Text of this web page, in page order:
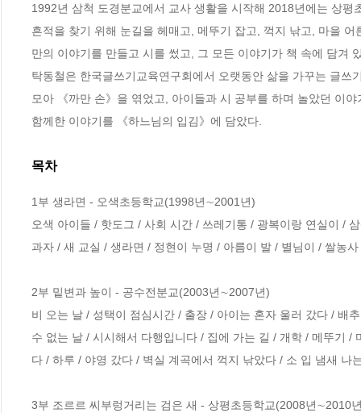
1992년 삼척 도경분교에서 교사 생활을 시작해 2018년에는 상
흔적을 찾기 위해 눈길을 헤매고, 메뚜기 잡고, 꺽지 낚고, 마을
만의 이야기를 만들고 시를 썼고, 그 모든 이야기가 책 속에 담겨
탁동철은 한국글쓰기교육연구회에서 오랫동안 삶을 가꾸는 글
모아 《까만 손》을 엮었고, 아이들과 시 공부를 하며 놀았던 이
함께한 이야기를 《하느님의 입김》에 담았다.
목차
1부 생라면 - 오색초등학교(1998년∼2001년)
오색 아이들 / 핫도그 / 사회 시간 / 쓰레기통 / 광복이랑 연실이 /
과자 / 새 교실 / 생라면 / 정현이 누명 / 아름이 발 / 별님이 / 쌀농
2부 밑변과 높이 - 공수전분교(2003년∼2007년)
비 오는 날 / 성택이 점심시간 / 출장 / 아이는 혼자 울러 갔다 / 배
수 없는 날 / 시시해서 다행입니다 / 집에 가는 길 / 개학 / 메뚜기
다 / 하루 / 야영 갔다 / 벽실 계곡에서 꺽지 낚았다 / 소 입 냄새 나
3부 조르르 씨부렁거리는 검은 새 - 상평초등학교(2008년∼2010